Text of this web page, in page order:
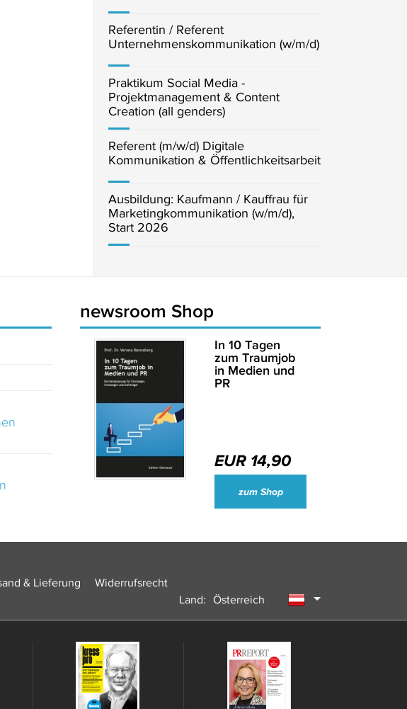
Referentin / Referent
Unternehmenskommunikation (w/m/d)
Praktikum Social Media -
Projektmanagement & Content
Creation (all genders)
Referent (m/w/d) Digitale
Kommunikation & Öffentlichkeitsarbeit
Ausbildung: Kaufmann / Kauffrau für
Marketingkommunikation (w/m/d),
Start 2026
Wirtschaftsjournalisten und Unternehmenssprecher des Jahres 2024
newsroom Shop
In 10 Tagen
zum Traumjob
in Medien und
PR
EUR 14,90
zum Shop
& Lieferung
Widerrufsrecht
Land:
Österreich